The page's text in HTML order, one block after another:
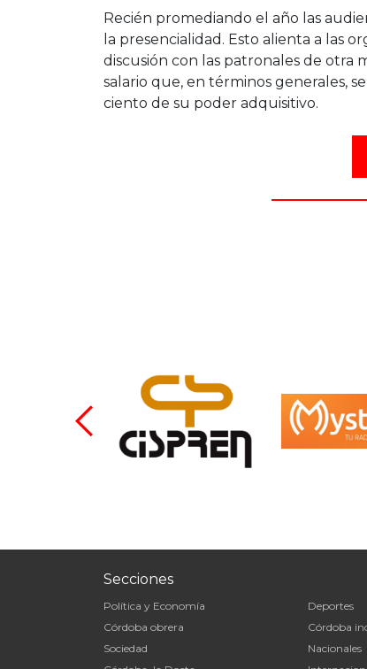
Recién promediando el año las
la presencialidad. Esto alienta a las
discusión con las patronales de otra
salario que, en términos generales,
ciento de su poder adquisitivo.
Secciones
Política y Economía
Córdoba obrera
Sociedad
Deportes
Córdoba
Nacionales